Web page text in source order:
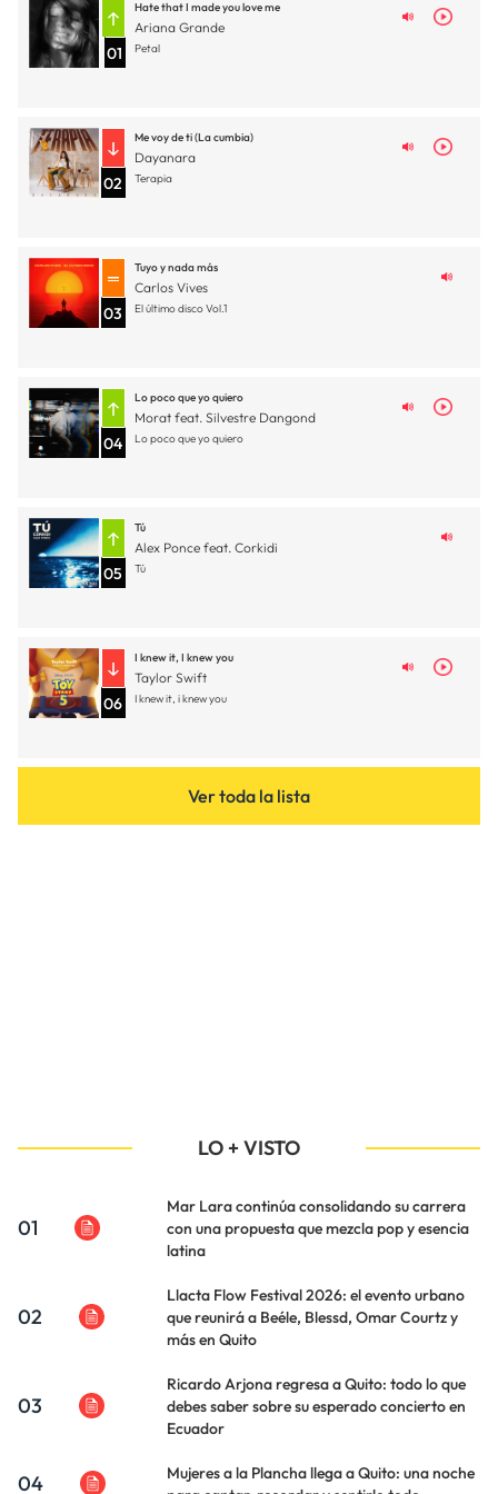
01
Hate that I made you love me
Ariana Grande
Petal
02
Me voy de ti (La cumbia)
Dayanara
Terapia
03
Tuyo y nada más
Carlos Vives
El último disco Vol.1
04
Lo poco que yo quiero
Morat feat. Silvestre Dangond
Lo poco que yo quiero
05
Tú
Alex Ponce feat. Corkidi
Tú
06
I knew it, I knew you
Taylor Swift
I knew it, i knew you
Ver toda la lista
LO + VISTO
01
Mar Lara continúa consolidando su carrera
con una propuesta que mezcla pop y esencia
latina
02
Llacta Flow Festival 2026: el evento urbano
que reunirá a Beéle, Blessd, Omar Courtz y
más en Quito
03
Ricardo Arjona regresa a Quito: todo lo que
debes saber sobre su esperado concierto en
Ecuador
04
Mujeres a la Plancha llega a Quito: una noche